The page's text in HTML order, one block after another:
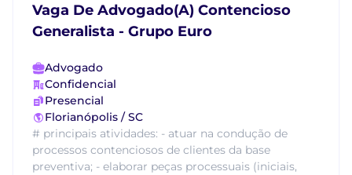
Vaga De Advogado(A) Contencioso
Generalista - Grupo Euro
Advogado
Confidencial
Presencial
Florianópolis / SC
# principais atividades: - atuar na condução de
processos contenciosos de clientes da base
preventiva; - elaborar peças processuais (iniciais,